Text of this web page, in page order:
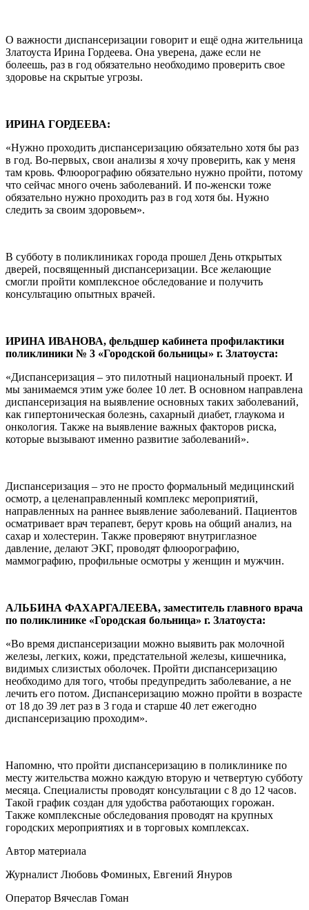
О важности диспансеризации говорит и ещё одна жительница
Златоуста Ирина Гордеева. Она уверена, даже если не
болеешь, раз в год обязательно необходимо проверить свое
здоровье на скрытые угрозы.
ИРИНА ГОРДЕЕВА:
«Нужно проходить диспансеризацию обязательно хотя бы раз
в год. Во-первых, свои анализы я хочу проверить, как у меня
там кровь. Флюорографию обязательно нужно пройти, потому
что сейчас много очень заболеваний. И по-женски тоже
обязательно нужно проходить раз в год хотя бы. Нужно
следить за своим здоровьем».
В субботу в поликлиниках города прошел День открытых
дверей, посвященный диспансеризации. Все желающие
смогли пройти комплексное обследование и получить
консультацию опытных врачей.
ИРИНА ИВАНОВА, фельдшер кабинета профилактики
поликлиники № 3 «Городской больницы» г. Златоуста:
«Диспансеризация – это пилотный национальный проект. И
мы занимаемся этим уже более 10 лет. В основном направлена
диспансеризация на выявление основных таких заболеваний,
как гипертоническая болезнь, сахарный диабет, глаукома и
онкология. Также на выявление важных факторов риска,
которые вызывают именно развитие заболеваний».
Диспансеризация – это не просто формальный медицинский
осмотр, а целенаправленный комплекс мероприятий,
направленных на раннее выявление заболеваний. Пациентов
осматривает врач терапевт, берут кровь на общий анализ, на
сахар и холестерин. Также проверяют внутриглазное
давление, делают ЭКГ, проводят флюорографию,
маммографию, профильные осмотры у женщин и мужчин.
АЛЬБИНА ФАХАРГАЛЕЕВА, заместитель главного врача
по поликлинике «Городская больница» г. Златоуста:
«Во время диспансеризации можно выявить рак молочной
железы, легких, кожи, предстательной железы, кишечника,
видимых слизистых оболочек. Пройти диспансеризацию
необходимо для того, чтобы предупредить заболевание, а не
лечить его потом. Диспансеризацию можно пройти в возрасте
от 18 до 39 лет раз в 3 года и старше 40 лет ежегодно
диспансеризацию проходим».
Напомню, что пройти диспансеризацию в поликлинике по
месту жительства можно каждую вторую и четвертую субботу
месяца. Специалисты проводят консультации с 8 до 12 часов.
Такой график создан для удобства работающих горожан.
Также комплексные обследования проводят на крупных
городских мероприятиях и в торговых комплексах.
Автор материала
Журналист Любовь Фоминых, Евгений Януров
Оператор Вячеслав Гоман